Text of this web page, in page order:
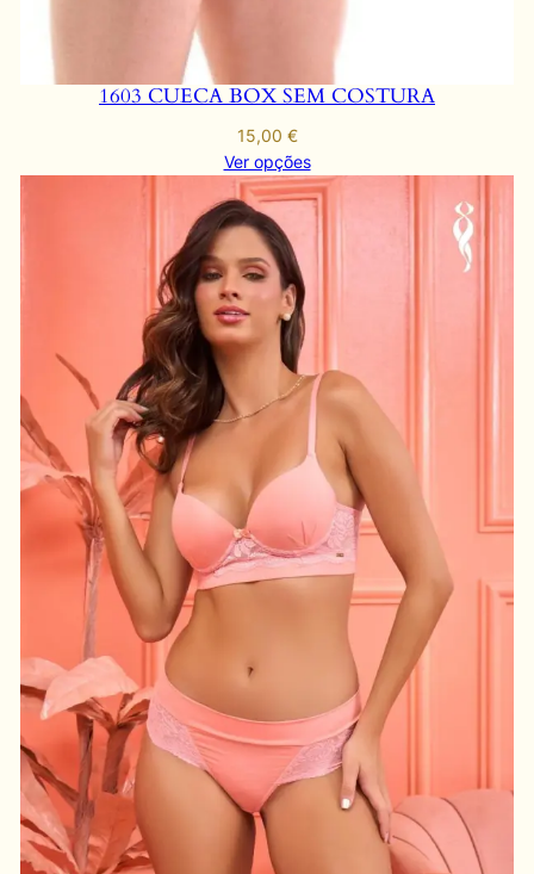
1603 CUECA BOX SEM COSTURA
15,00 €
Ver opções